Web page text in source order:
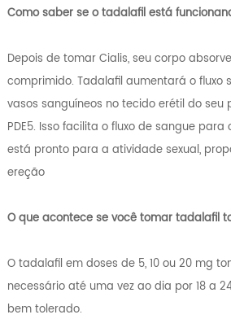
Como saber se o tadalafil está
Depois de tomar Cialis, seu corpo
comprimido. Tadalafil aumentará o fluxo
vasos sanguíneos no tecido erétil do seu
PDE5. Isso facilita o fluxo de sangue
está pronto para a atividade sexual,
ereção
O que acontece se você tomar tadalafil
O tadalafil em doses de 5, 10 ou 20 mg
necessário até uma vez ao dia por 18 a
bem tolerado.